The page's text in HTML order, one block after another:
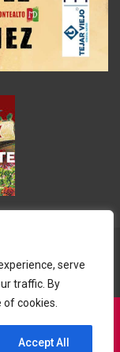
serve
traffic. By
cookies.
Accept All